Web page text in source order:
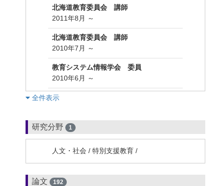
北海道教育委員会 講師
2011年8月 ～
北海道教育委員会 講師
2010年7月 ～
教育システム情報学会 委員
2010年6月 ～
︎全件表示
研究分野 1
人文・社会 / 特別支援教育 /
論文 192